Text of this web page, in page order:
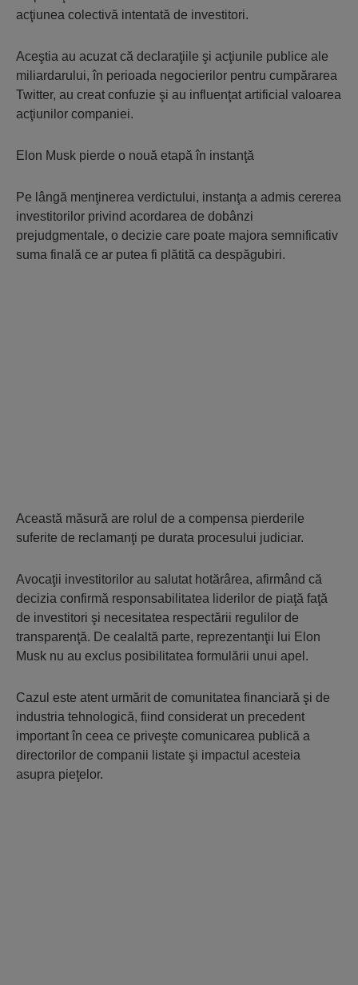
acţiunea colectivă intentată de investitori.
Aceştia au acuzat că declaraţiile şi acţiunile publice ale
miliardarului, în perioada negocierilor pentru cumpărarea
Twitter, au creat confuzie şi au influenţat artificial valoarea
acţiunilor companiei.
Elon Musk pierde o nouă etapă în instanţă
Pe lângă menţinerea verdictului, instanţa a admis cererea
investitorilor privind acordarea de dobânzi
prejudgmentale, o decizie care poate majora semnificativ
suma finală ce ar putea fi plătită ca despăgubiri.
Această măsură are rolul de a compensa pierderile
suferite de reclamanţi pe durata procesului judiciar.
Avocaţii investitorilor au salutat hotărârea, afirmând că
decizia confirmă responsabilitatea liderilor de piaţă faţă
de investitori şi necesitatea respectării regulilor de
transparenţă. De cealaltă parte, reprezentanţii lui Elon
Musk nu au exclus posibilitatea formulării unui apel.
Cazul este atent urmărit de comunitatea financiară şi de
industria tehnologică, fiind considerat un precedent
important în ceea ce priveşte comunicarea publică a
directorilor de companii listate şi impactul acesteia
asupra pieţelor.